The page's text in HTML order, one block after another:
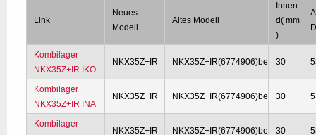
Link
Neues
Modell
Altes Modell
Innen
d( mm
)
Kombilager
NKX35Z+IR IKO
NKX35Z+IR NKX35Z+IR(6774906)be 30
Kombilager
NKX35Z+IR INA
NKX35Z+IR NKX35Z+IR(6774906)be 30
Kombilager
NKX35Z+IR NKX35Z+IR(6774906)be 30